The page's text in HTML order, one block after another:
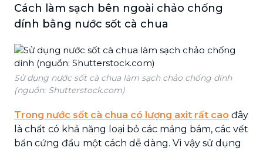
Cách làm sạch bên ngoài chảo chống
dính bằng nước sốt cà chua
Sử dụng nước sốt cà chua làm sạch chảo chống dính
(nguồn: Shutterstock.com)
Trong nước sốt cà chua có lượng axit rất cao đây
là chất có khả năng loại bỏ các mảng bám, các vết
bẩn cứng đầu một cách dễ dàng. Vì vậy sử dụng